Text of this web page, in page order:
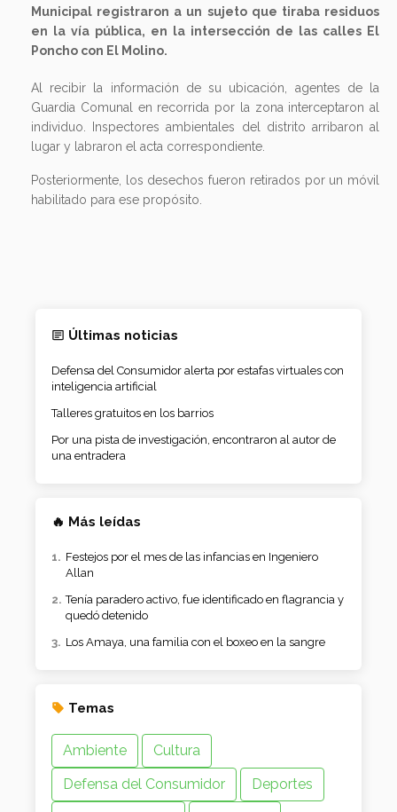
Municipal registraron a un sujeto que tiraba residuos
en la vía pública, en la intersección de las calles El
Poncho con El Molino.
Al recibir la información de su ubicación, agentes de la
Guardia Comunal en recorrida por la zona interceptaron al
individuo. Inspectores ambientales del distrito arribaron al
lugar y labraron el acta correspondiente.
Posteriormente, los desechos fueron retirados por un móvil
habilitado para ese propósito.
Últimas noticias
Defensa del Consumidor alerta por estafas virtuales con
inteligencia artificial
Talleres gratuitos en los barrios
Por una pista de investigación, encontraron al autor de
una entradera
🔥 Más leídas
Festejos por el mes de las infancias en Ingeniero
Allan
Tenía paradero activo, fue identificado en flagrancia y
quedó detenido
Los Amaya, una familia con el boxeo en la sangre
Temas
Ambiente
Cultura
Defensa del Consumidor
Deportes